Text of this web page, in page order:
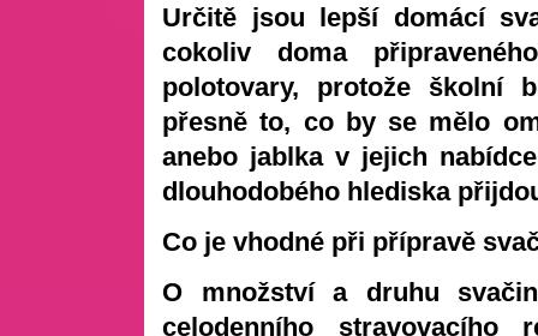
Určitě jsou lepší domácí
cokoliv doma
polotovary, protože školní
přesně to, co by se mělo
anebo jablka v jejich
dlouhodobého hlediska
Co je vhodné při přípravě
O množství a druhu
celodenního stravovacího